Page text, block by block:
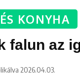
KONYHA
falun az
2026.04.03.